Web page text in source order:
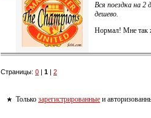
Вся поездка на 2
дешево.
Нормал! Мне так
Страницы: 0 | 1 | 2
Только зарегистрированные и